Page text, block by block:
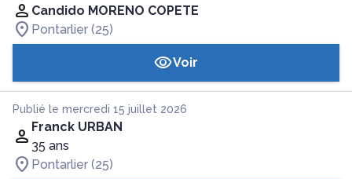
Candido MORENO COPETE
Pontarlier (25)
Voir
Publié le mercredi 15 juillet 2026
Franck URBAN
35 ans
Pontarlier (25)